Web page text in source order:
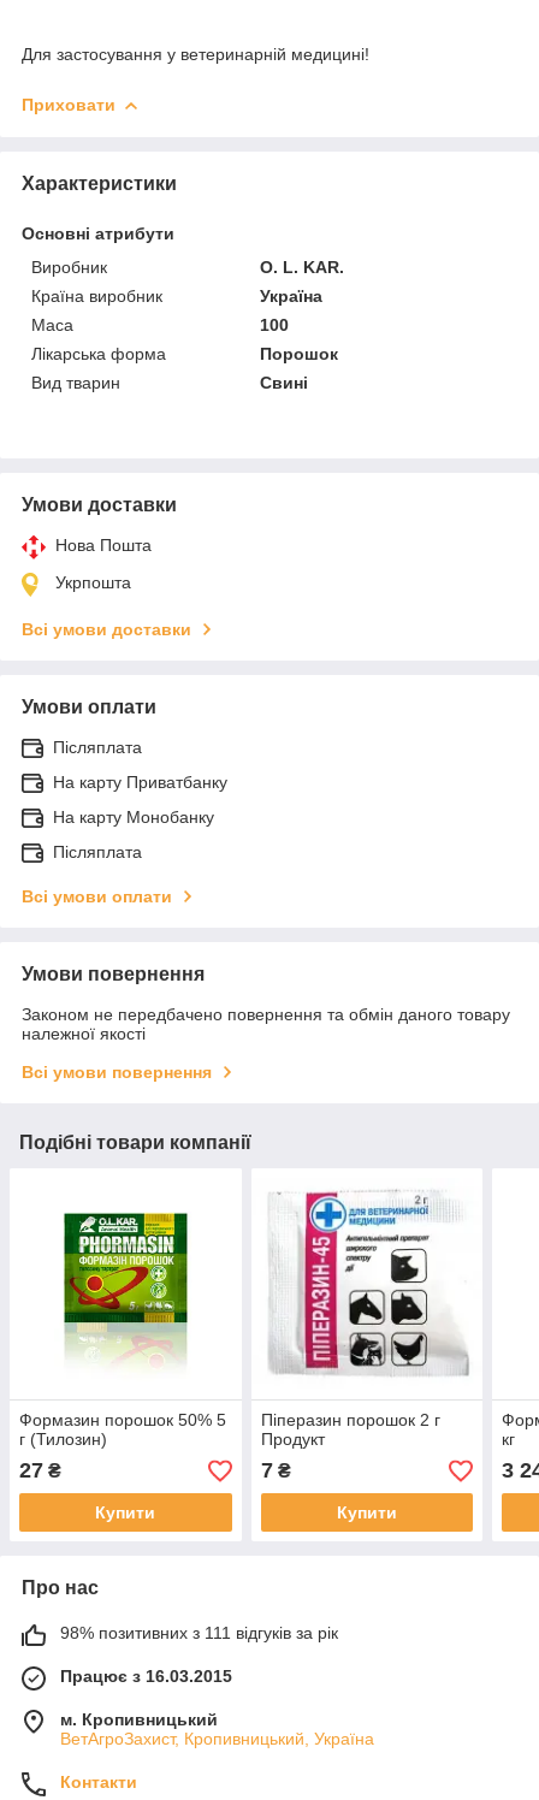
Для застосування у ветеринарній медицині!
Приховати
Характеристики
Основні атрибути
Виробник
O. L. KAR.
Країна виробник
Україна
Маса
100
Лікарська форма
Порошок
Вид тварин
Свині
Умови доставки
Нова Пошта
Укрпошта
Всі умови доставки
Умови оплати
Післяплата
На карту Приватбанку
На карту Монобанку
Післяплата
Всі умови оплати
Умови повернення
Законом не передбачено повернення та обмін даного товару
належної якості
Всі умови повернення
Подібні товари компанії
Формазин порошок 50% 5
г (Тилозин)
27 ₴
Купити
Піперазин порошок 2 г
Продукт
7₴
Купити
кг
3
Про нас
98% позитивних з 111 відгуків за рік
Працює з 16.03.2015
м. Кропивницький
ВетАгроЗахист, Кропивницький, Україна
Контакти